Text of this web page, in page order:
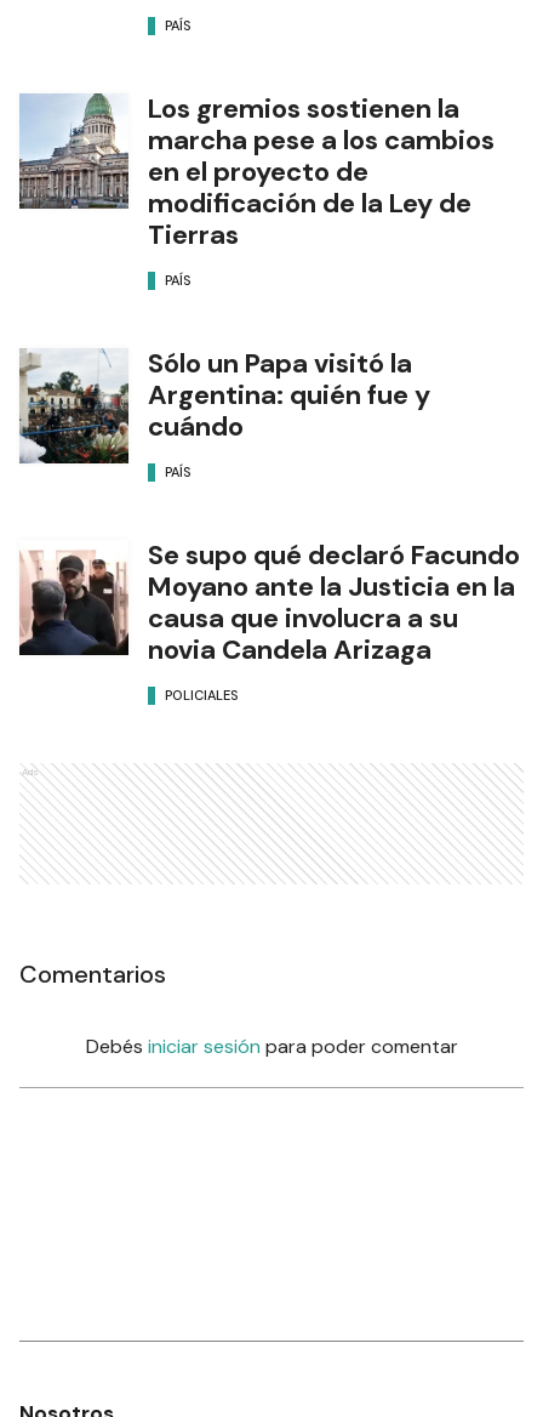
PAÍS
Los gremios sostienen la
marcha pese a los cambios
en el proyecto de
modificación de la Ley de
Tierras
PAÍS
Sólo un Papa visitó la
Argentina: quién fue y
cuándo
PAÍS
Se supo qué declaró Facundo
Moyano ante la Justicia en la
causa que involucra a su
novia Candela Arizaga
POLICIALES
Ads
Comentarios
Debés iniciar sesión para poder comentar